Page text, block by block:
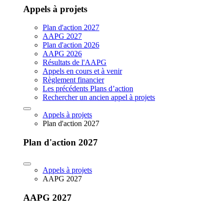
Appels à projets
Plan d'action 2027
AAPG 2027
Plan d'action 2026
AAPG 2026
Résultats de l'AAPG
Appels en cours et à venir
Règlement financier
Les précédents Plans d’action
Rechercher un ancien appel à projets
Appels à projets
Plan d'action 2027
Plan d'action 2027
Appels à projets
AAPG 2027
AAPG 2027